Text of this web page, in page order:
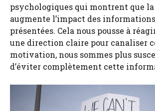
psychologiques qui montrent que
augmente l’impact des
présentées. Cela nous pousse à
une direction claire pour canaliser
motivation, nous sommes plus
d’éviter complètement cette